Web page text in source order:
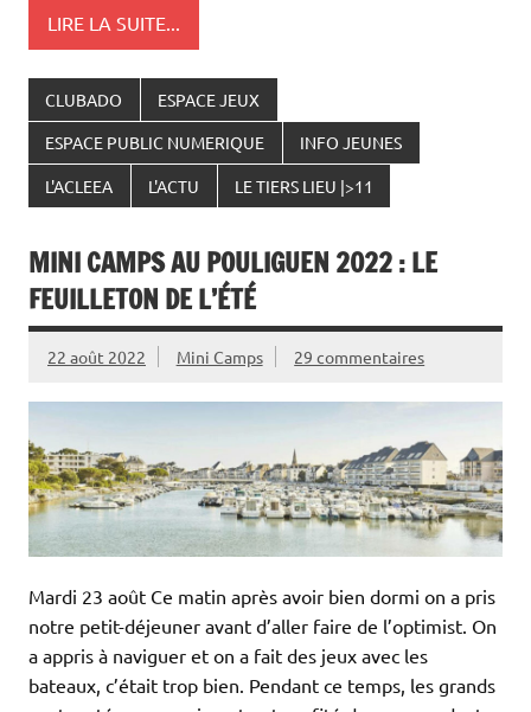
LIRE LA SUITE...
CLUBADO ESPACE JEUX
ESPACE PUBLIC NUMERIQUE INFO JEUNES
L'ACLEEA L'ACTU LE TIERS LIEU |>11
MINI CAMPS AU POULIGUEN 2022 : LE
FEUILLETON DE L’ÉTÉ
22 août 2022 Mini Camps 29 commentaires
Mardi 23 août Ce matin après avoir bien dormi on a pris
notre petit-déjeuner avant d’aller faire de l’optimist. On
a appris à naviguer et on a fait des jeux avec les
bateaux, c’était trop bien. Pendant ce temps, les grands